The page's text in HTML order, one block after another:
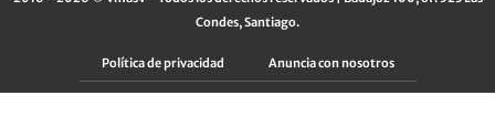
Condes, Santiago.
Política de privacidad Anuncia con nosotros